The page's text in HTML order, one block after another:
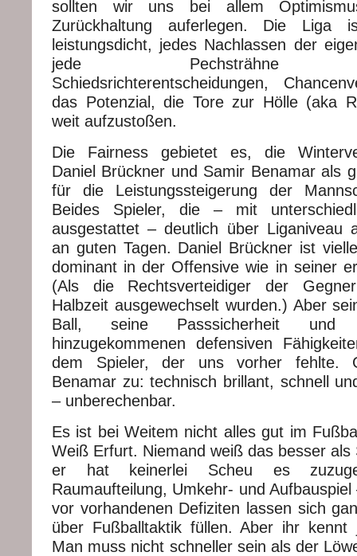
sollten wir uns bei allem
Zurückhaltung auferlegen. Die Liga
leistungsdicht, jedes Nachlassen der
jede Pechsträhne
Schiedsrichterentscheidungen,
das Potenzial, die Tore zur Hölle (aka
weit aufzustoßen.
Die Fairness gebietet es, die
Daniel Brückner und Samir Benamar als
für die Leistungssteigerung der
Beides Spieler, die – mit
ausgestattet – deutlich über Liganiveau
an guten Tagen. Daniel Brückner ist
dominant in der Offensive wie in seiner
(Als die Rechtsverteidiger der
Halbzeit ausgewechselt wurden.) Aber
Ball, seine Passsicherheit und
hinzugekommenen defensiven
dem Spieler, der uns vorher fehlte.
Benamar zu: technisch brillant, schnell
– unberechenbar.
Es ist bei Weitem nicht alles gut im
Weiß Erfurt. Niemand weiß das besser
er hat keinerlei Scheu es
Raumaufteilung, Umkehr- und
vor vorhandenen Defiziten lassen sich
über Fußballtaktik füllen. Aber ihr
Man muss nicht schneller sein als der